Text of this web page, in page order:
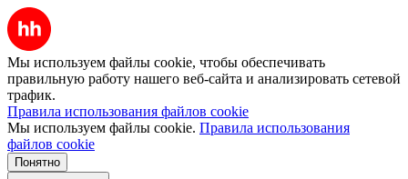
Мы используем файлы cookie, чтобы обеспечивать
правильную работу нашего веб-сайта и анализировать сетевой
трафик.
Правила использования файлов cookie
Мы используем файлы cookie. Правила использования
файлов cookie
Понятно